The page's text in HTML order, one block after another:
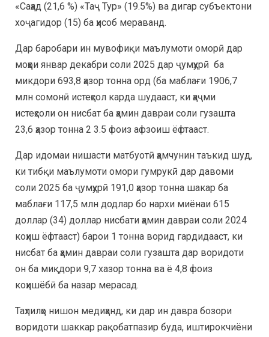
«Саҳад (21,6 %) «Таҷ Тур» (19.5%) ва дигар субъектони
хоҷагидор (15) ба ҳисоб мераванд.
Дар баробари ин мувофиқи маълумоти оморӣ дар
моҳҳои январ декабри соли 2025 дар ҷумҳурӣ ба
микдори 693,8 ҳазор тонна орд (ба маблағи 1906,7
млн сомонӣ истеҳсол карда шудааст, ки ҳаҷми
истеҳсоли он нисбат ба ҳамин давраи соли гузашта
23,6 ҳазор тонна 2 3.5 фоиз афзоиш ёфтааст.
Дар идомаи нишасти матбуотӣ ҳамчунин таъкид шуд,
ки тибқи маълумоти омори гумрукӣ дар давоми
соли 2025 ба ҷумҳурӣ 191,0 ҳазор тонна шакар ба
маблағи 117,5 млн додлар бо нархи миёнаи 615
доллар (34) доллар нисбати ҳамин давраи соли 2024
коҳиш ёфтааст) барои 1 тонна ворид гардидааст, ки
нисбат ба ҳамин давраи соли гузашта дар воридоти
он ба миқдори 9,7 хазор тонна ва ё 4,8 фоиз
коҳишёбӣ ба назар мерасад.
Таҳлилҳо нишон медиҳанд, ки дар ин давра бозори
воридоти шаккар рақобатпазир буда, иштирокчиёни